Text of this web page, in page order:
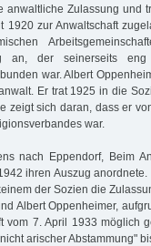
anwaltliche Zulassung und
zur Anwaltschaft
an, der seinerseits
war. Albert
Er trat 1925 in die
zeigt sich daran, dass er
war.
nach Eppendorf, Beim
ihren Auszug
der Sozien die
Albert Oppenheimer,
vom 7. April 1933 möglich
arischer Abstammung"